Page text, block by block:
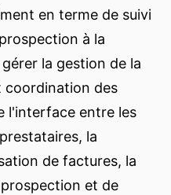
en terme de suivi
à la
la gestion de la
coordination des
l'interface entre les
la
de factures, la
et de